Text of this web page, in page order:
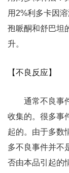
用2%利多卡因
孢哌酮和舒巴坦
升。
【不良反应】
通常不良事
收集的。很多事
起的。由于多数
多不良事件并不
否由本品引起的